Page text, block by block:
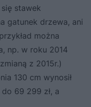
stawek
gatunek drzewa, ani
można
np. w roku 2014
z 2015r.)
130 cm wynosił
do 69 299 zł, a